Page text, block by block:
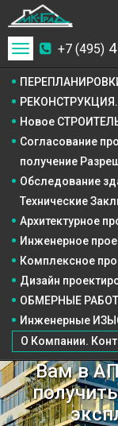
+7 (495)
Toggle
navigation
РЕКОНСТРУКЦИЯ.
Новое
ОБМЕРНЫЕ
Инженерные
О Компании.
Согласование
получение
Обследование
Технические
Архитектурное
Инженерное
Комплексное
Дизайн
Вам в